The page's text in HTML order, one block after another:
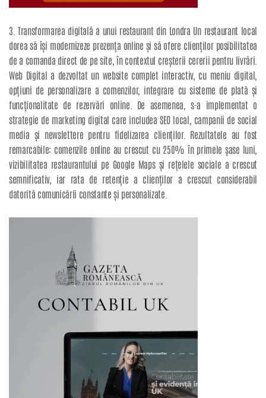
3. Transformarea digitală a unui restaurant din Londra Un restaurant local
dorea să își modernizeze prezența online și să ofere clienților posibilitatea
de a comanda direct de pe site, în contextul creșterii cererii pentru livrări.
Web Digital a dezvoltat un website complet interactiv, cu meniu digital,
opțiuni de personalizare a comenzilor, integrare cu sisteme de plată și
funcționalitate de rezervări online. De asemenea, s-a implementat o
strategie de marketing digital care includea SEO local, campanii de social
media și newslettere pentru fidelizarea clienților. Rezultatele au fost
remarcabile: comenzile online au crescut cu 250% în primele șase luni,
vizibilitatea restaurantului pe Google Maps și rețelele sociale a crescut
semnificativ, iar rata de retenție a clienților a crescut considerabil
datorită comunicării constante și personalizate.